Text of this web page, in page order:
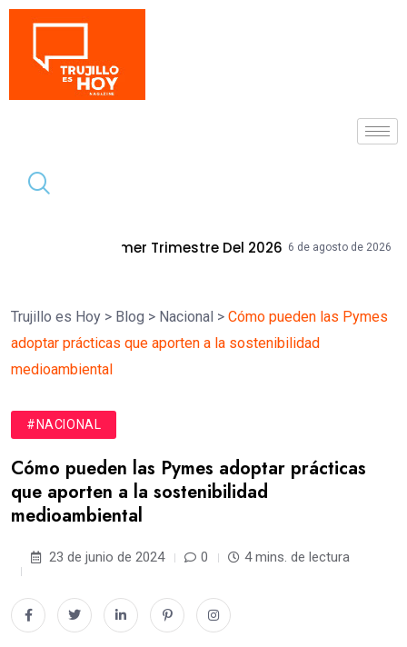
Del 2026 6 de agosto de 2026 Mallplaza Trujillo
Trujillo es Hoy > Blog > Nacional > Cómo pueden las Pymes
adoptar prácticas que aporten a la sostenibilidad
medioambiental
#NACIONAL
Cómo pueden las Pymes adoptar prácticas
que aporten a la sostenibilidad
medioambiental
23 de junio de 2024 0 4 mins. de lectura